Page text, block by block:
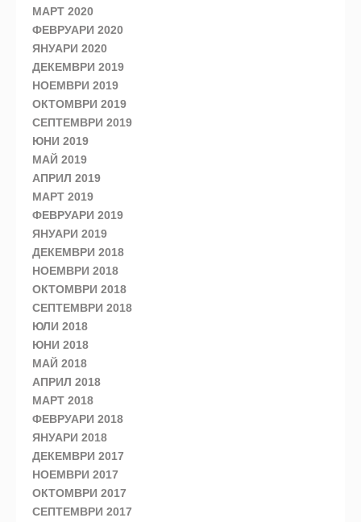
МАРТ 2020
ФЕВРУАРИ 2020
ЯНУАРИ 2020
ДЕКЕМВРИ 2019
НОЕМВРИ 2019
ОКТОМВРИ 2019
СЕПТЕМВРИ 2019
ЮНИ 2019
МАЙ 2019
АПРИЛ 2019
МАРТ 2019
ФЕВРУАРИ 2019
ЯНУАРИ 2019
ДЕКЕМВРИ 2018
НОЕМВРИ 2018
ОКТОМВРИ 2018
СЕПТЕМВРИ 2018
ЮЛИ 2018
ЮНИ 2018
МАЙ 2018
АПРИЛ 2018
МАРТ 2018
ФЕВРУАРИ 2018
ЯНУАРИ 2018
ДЕКЕМВРИ 2017
НОЕМВРИ 2017
ОКТОМВРИ 2017
СЕПТЕМВРИ 2017